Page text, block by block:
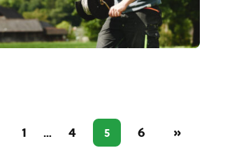
1 … 4 5 6 »